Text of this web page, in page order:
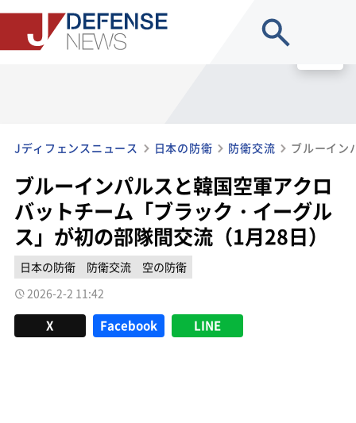
Jディフェンスニュース 日本の防衛 防衛交流
ブルーインパルスと韓国空軍アクロ
バットチーム「ブラック・イーグル
ス」が初の部隊間交流（1月28日）
日本の防衛 防衛交流
空の防衛
2026-2-2 11:42
X Facebook LINE